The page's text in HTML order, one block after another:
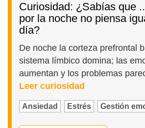
Curiosidad: ¿Sabías que
por la noche no piensa
día?
De noche la corteza prefrontal
sistema límbico domina; las
aumentan y los problemas
Leer curiosidad
Ansiedad Estrés Gestión